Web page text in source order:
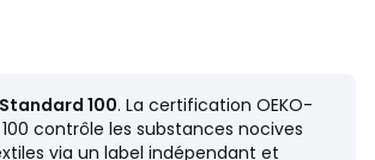
lavage 30° cycle délicat
repassage faible / blanchiment interdit
faible
Standard 100. La certification OEKO-
100 contrôle les substances nocives
via un label indépendant et